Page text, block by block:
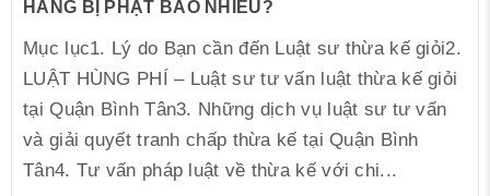
HÀNG BỊ PHẠT BAO NHIÊU?
Mục lục1. Lý do Bạn cần đến Luật sư thừa kế giỏi2.
LUẬT HÙNG PHÍ – Luật sư tư vấn luật thừa kế giỏi
tại Quận Bình Tân3. Những dịch vụ luật sư tư vấn
và giải quyết tranh chấp thừa kế tại Quận Bình
Tân4. Tư vấn pháp luật về thừa kế với chi...